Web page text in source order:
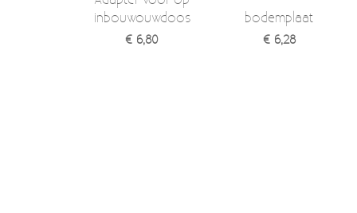
inbouwouwdoos
€ 6,80
bodemplaat
€ 6,28